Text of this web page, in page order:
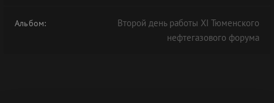
Альбом:
Второй день работы XI Тюменского
нефтегазового форума